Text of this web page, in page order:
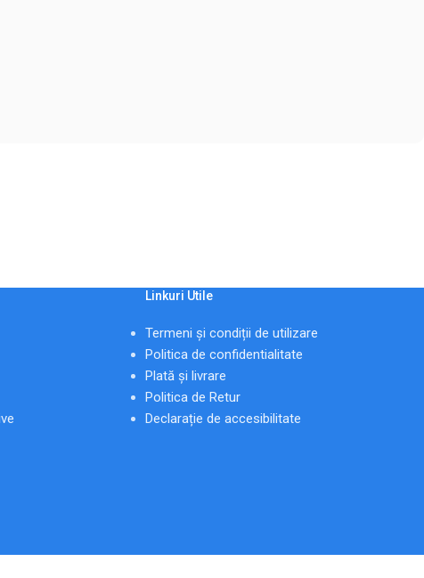
Linkuri Utile
Termeni și condiții de utilizare
Politica de confidentialitate
Plată și livrare
Politica de Retur
Declarație de accesibilitate